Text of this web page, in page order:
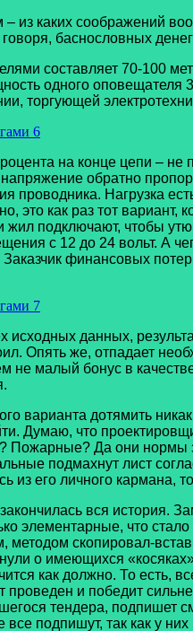
каких соображений
баснословных
составляет 70-100
одного
торгующей
на конце цепи – не
обратно
проводника. Нагрузка
это как раз тот
жил подключают, чтобы
с 12 до 24 вольт. А
Заказчик финансовых
данных, результат
Опять же, отпадает
не малый бонус в
дотямить никак
Думаю, что
Пожарные? Да они
подмахнут лист
из его личного кармана,
вся история.
элементарные, что
скопировал-
о имеющихся
как должно. То есть,
проведен и победит
тендера, подпишет
подпишут, так как у